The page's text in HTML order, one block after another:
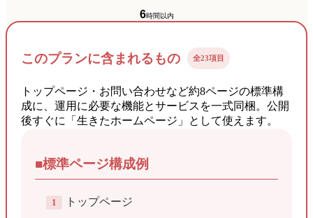
6時間以内
このプランに含まれるもの 全23項目
トップページ・お問い合わせなど約8ページの標準構
成に、運用に必要な機能とサービスを一式同梱。公開
後すぐに「生きたホームページ」として使えます。
■標準ページ構成例
トップページ